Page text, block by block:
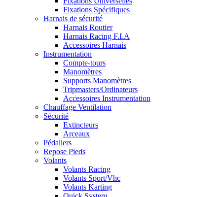
Fixations Spécifiques
Harnais de sécurité
Harnais Routier
Harnais Racing F.I.A
Accessoires Harnais
Instrumentation
Compte-tours
Manomètres
Supports Manomètres
Tripmasters/Ordinateurs
Accessoires Instrumentation
Chauffage Ventilation
Sécurité
Extincteurs
Arceaux
Pédaliers
Repose Pieds
Volants
Volants Racing
Volants Sport/Vhc
Volants Karting